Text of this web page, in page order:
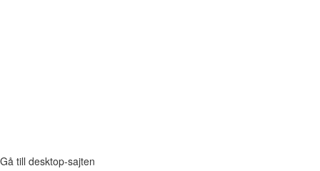
Gå till desktop-sajten